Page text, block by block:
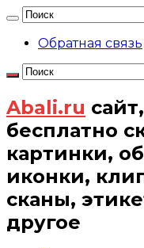
Обратная связь
Abali.ru
бесплатно
картинки,
иконки,
сканы,
другое